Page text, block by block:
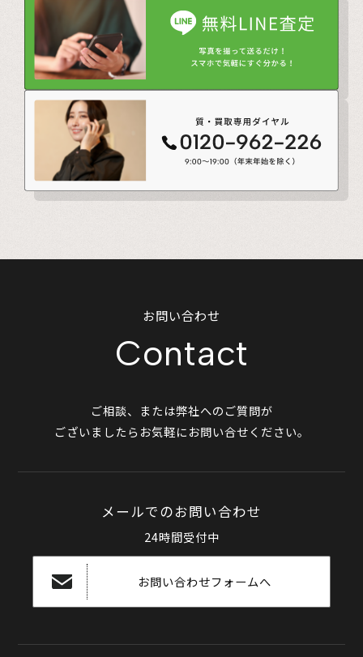
お問い合わせ
Contact
ご相談、または弊社へのご質問が
ございましたらお気軽にお問い合せください。
メールでのお問い合わせ
24時間受付中
お問い合わせフォームへ